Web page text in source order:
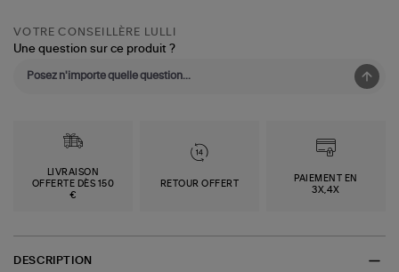
VOTRE CONSEILLÈRE LULLI
Une question sur ce produit ?
LIVRAISON
OFFERTE DÈS 150
€
RETOUR OFFERT
PAIEMENT EN
3X,4X
DESCRIPTION